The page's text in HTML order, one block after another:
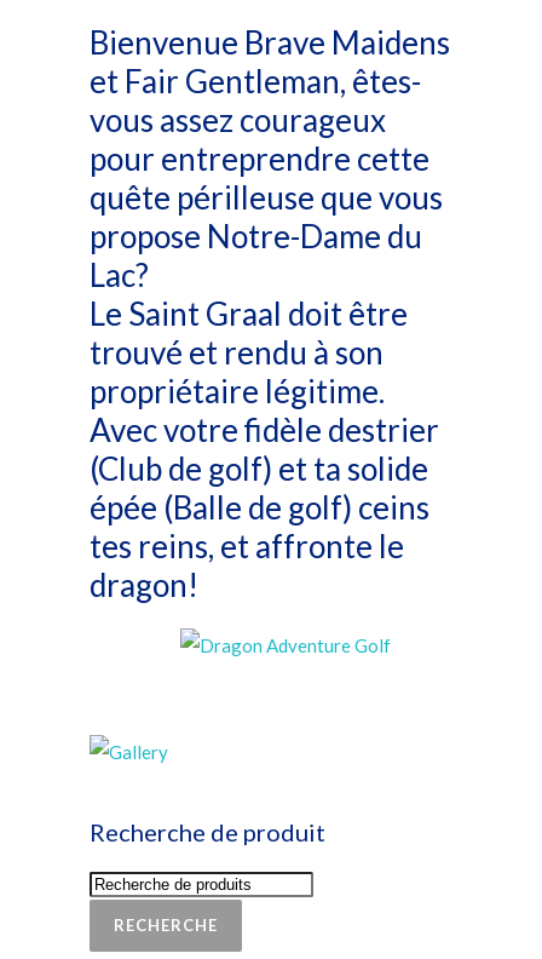
Bienvenue Brave Maidens
et Fair Gentleman, êtes-
vous assez courageux
pour entreprendre cette
quête périlleuse que vous
propose Notre-Dame du
Lac?
Le Saint Graal doit être
trouvé et rendu à son
propriétaire légitime.
Avec votre fidèle destrier
(Club de golf) et ta solide
épée (Balle de golf) ceins
tes reins, et affronte le
dragon!
Recherche de produit
RECHERCHE